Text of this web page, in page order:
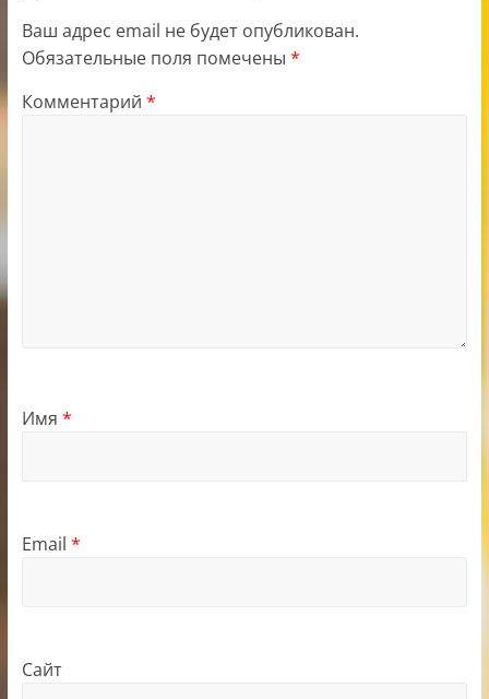
Ваш адрес email не будет опубликован.
Обязательные поля помечены *
Комментарий *
Имя *
Email *
Сайт